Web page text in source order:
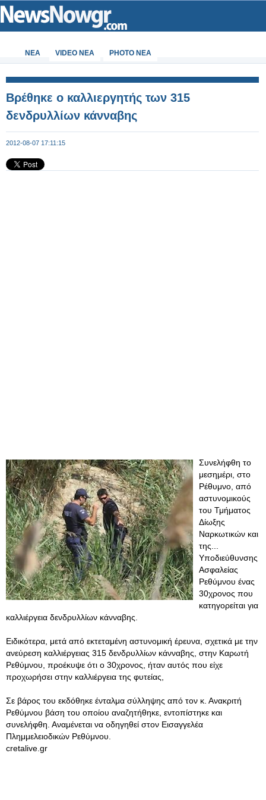
ΝΕΑ VIDEO NEA PHOTO NEA
Βρέθηκε ο καλλιεργητής των 315
δενδρυλλίων κάνναβης
2012-08-07 17:11:15
Συνελήφθη το
μεσημέρι, στο
Ρέθυμνο, από
αστυνομικούς
του Τμήματος
Δίωξης
Ναρκωτικών και
της...
Υποδιεύθυνσης
Ασφαλείας
Ρεθύμνου ένας
30χρονος που
κατηγορείται για
καλλιέργεια δενδρυλλίων κάνναβης.
Ειδικότερα, μετά από εκτεταμένη αστυνομική έρευνα, σχετικά με την
ανεύρεση καλλιέργειας 315 δενδρυλλίων κάνναβης, στην Καρωτή
Ρεθύμνου, προέκυψε ότι ο 30χρονος, ήταν αυτός που είχε
προχωρήσει στην καλλιέργεια της φυτείας,
Σε βάρος του εκδόθηκε ένταλμα σύλληψης από τον κ. Ανακριτή
Ρεθύμνου βάση του οποίου αναζητήθηκε, εντοπίστηκε και
συνελήφθη. Αναμένεται να οδηγηθεί στον Εισαγγελέα
Πλημμελειοδικών Ρεθύμνου.
cretalive.gr